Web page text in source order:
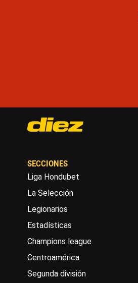
SECCIONES
Liga Hondubet
La Selección
Legionarios
Estadísticas
Champions league
Centroamérica
Segunda división